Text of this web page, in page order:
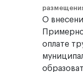
О
оплате